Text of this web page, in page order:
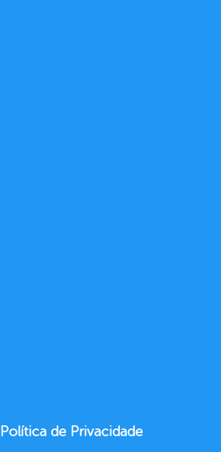
Política de Privacidade